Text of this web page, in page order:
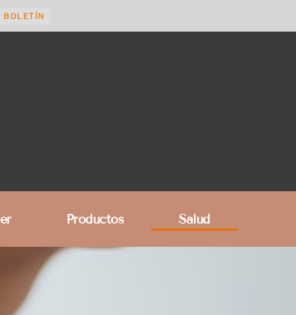
BOLETÍN
Productos Salud